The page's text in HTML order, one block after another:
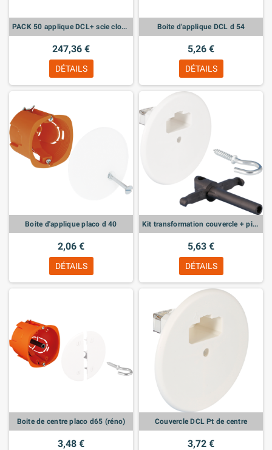
PACK 50 applique DCL+ scie cloche d54
247,36 €
DÉTAILS
Boite d'applique DCL d 54
5,26 €
DÉTAILS
Boite d'applique placo d 40
2,06 €
DÉTAILS
Kit transformation couvercle + piton
5,63 €
DÉTAILS
Boite de centre placo d65 (réno)
3,48 €
Couvercle DCL Pt de centre
3,72 €